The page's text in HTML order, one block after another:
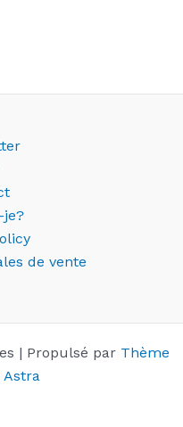
je?
de vente
| Propulsé par Thème
Astra